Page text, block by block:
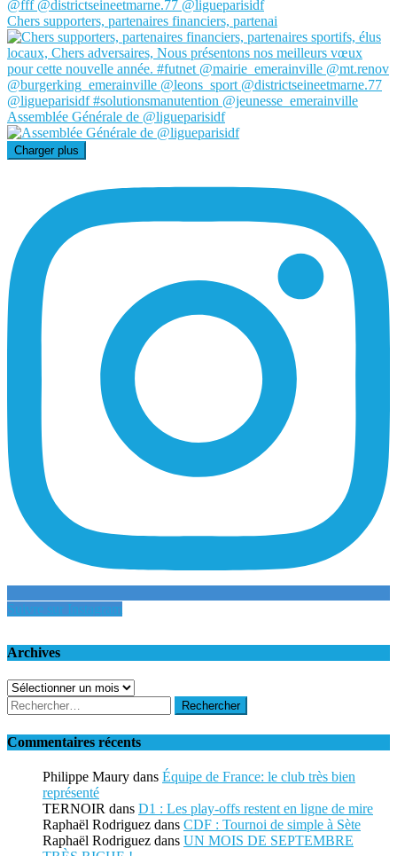
Chers supporters, partenaires financiers, partenai
Assemblée Générale de @ligueparisidf
Charger plus
Suivre sur Instagram
Archives
Archives
Rechercher :
Commentaires récents
Philippe Maury dans Équipe de France: le club très bien
représenté
TERNOIR dans D1 : Les play-offs restent en ligne de mire
Raphaël Rodriguez dans CDF : Tournoi de simple à Sète
Raphaël Rodriguez dans UN MOIS DE SEPTEMBRE